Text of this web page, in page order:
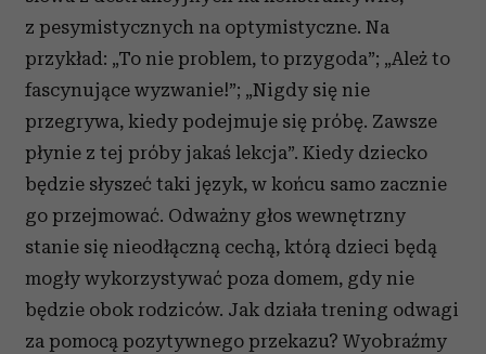
z pesymistycznych na optymistyczne. Na
przykład: „To nie problem, to przygoda”; „Ależ to
fascynujące wyzwanie!”; „Nigdy się nie
przegrywa, kiedy podejmuje się próbę. Zawsze
płynie z tej próby jakaś lekcja”. Kiedy dziecko
będzie słyszeć taki język, w końcu samo zacznie
go przejmować. Odważny głos wewnętrzny
stanie się nieodłączną cechą, którą dzieci będą
mogły wykorzystywać poza domem, gdy nie
będzie obok rodziców. Jak działa trening odwagi
za pomocą pozytywnego przekazu? Wyobraźmy